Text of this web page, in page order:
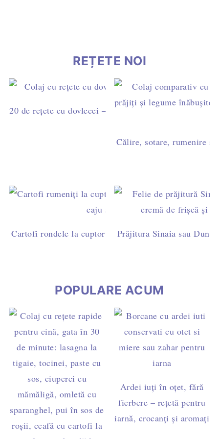
REȚETE NOI
20 de rețete cu dovlecei – idei simple pentru mic
Călire, sotare, rumenire
Cartofi rondele la cuptor cu pesto de busuioc și caju -
Prăjitura Sinaia sau
POPULARE ACUM
Ardei iuți în oțet, fără
fierbere – rețetă pentru
iarnă, crocanți și aromați